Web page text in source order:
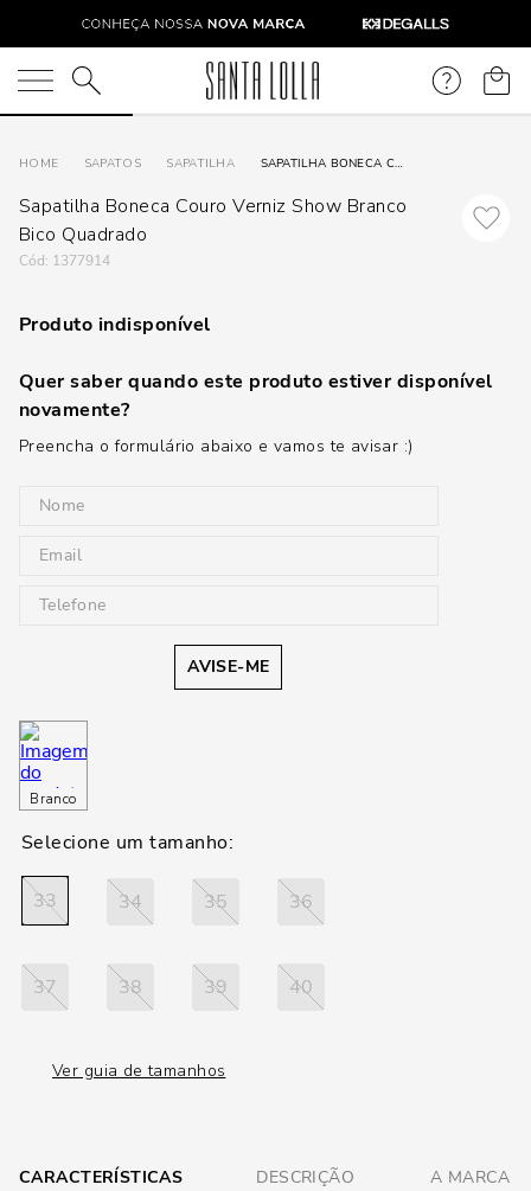
O que você está procurando?
SAPATOS SAPATILHA SAPATILHA BONECA COURO VERNIZ SHOW BRANCO BICO QUADRADO
Sapatilha Boneca Couro Verniz Show Branco
Bico Quadrado
: 1377914
Produto indisponível
Quer saber quando este produto estiver disponível
novamente?
Preencha o formulário abaixo e vamos te avisar :)
AVISE-ME
Branco
33 34 35 36
37 38 39 40
Ver guia de tamanhos
CARACTERÍSTICAS DESCRIÇÃO A MARCA